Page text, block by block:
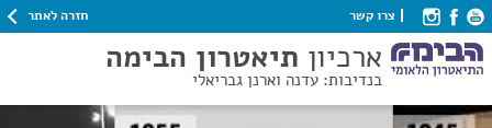
צרו קשר חזרה לאתר
ארכיון תיאטרון הבימה
בנדיבות: עדנה וארנן גבריאלי